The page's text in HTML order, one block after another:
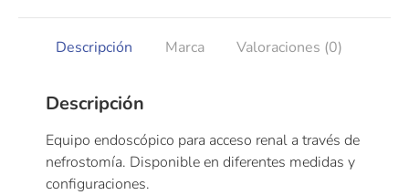
Descripción Marca Valoraciones (0)
Descripción
Equipo endoscópico para acceso renal a través de
nefrostomía. Disponible en diferentes medidas y
configuraciones.